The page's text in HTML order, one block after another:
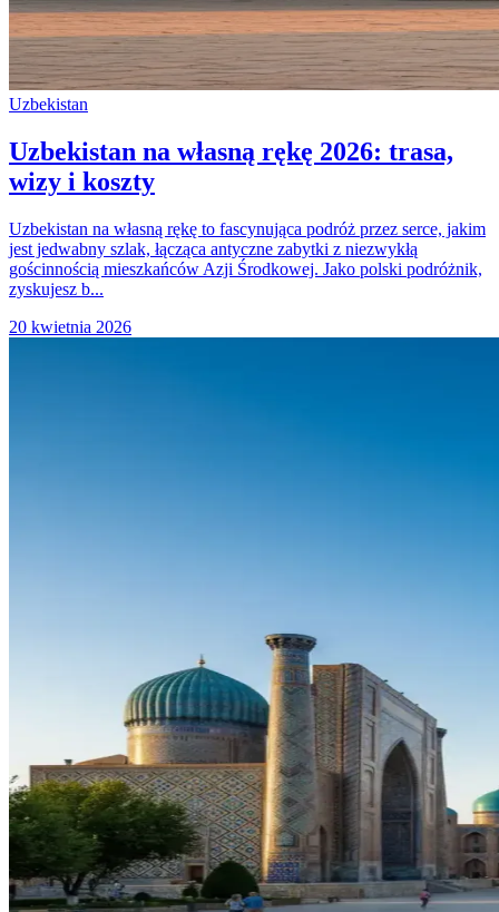
Uzbekistan
Uzbekistan na własną rękę 2026: trasa,
wizy i koszty
Uzbekistan na własną rękę to fascynująca podróż przez serce, jakim
jest jedwabny szlak, łącząca antyczne zabytki z niezwykłą
gościnnością mieszkańców Azji Środkowej. Jako polski podróżnik,
zyskujesz b...
20 kwietnia 2026